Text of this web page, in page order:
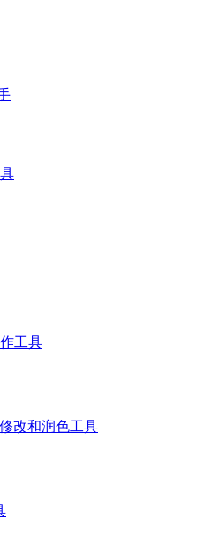
工具
改和润色工具